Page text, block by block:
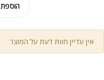
אין עדיין חוות דעת על המוצר